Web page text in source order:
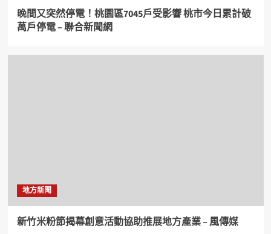
晚間又突然停電！桃園區7045戶受影響 桃市今日累計破
萬戶停電 – 聯合新聞網
地方新聞
新竹米粉節揭幕創意活動協助推展地方產業 – 風傳媒